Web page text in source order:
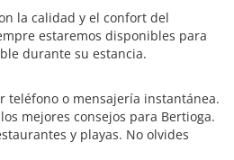
la calidad y el confort del
estaremos disponibles para
durante su estancia.
teléfono o mensajería instantánea.
mejores consejos para Bertioga.
y playas. No olvides